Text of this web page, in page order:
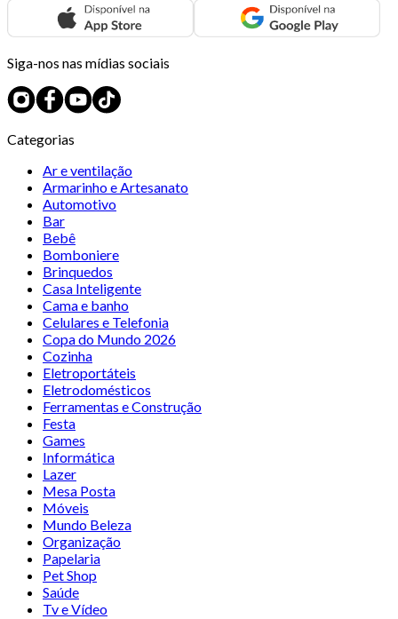
Siga-nos nas mídias sociais
Categorias
Ar e ventilação
Armarinho e Artesanato
Automotivo
Bar
Bebê
Bomboniere
Brinquedos
Casa Inteligente
Cama e banho
Celulares e Telefonia
Copa do Mundo 2026
Cozinha
Eletroportáteis
Eletrodomésticos
Ferramentas e Construção
Festa
Games
Informática
Lazer
Mesa Posta
Móveis
Mundo Beleza
Organização
Papelaria
Pet Shop
Saúde
Tv e Vídeo